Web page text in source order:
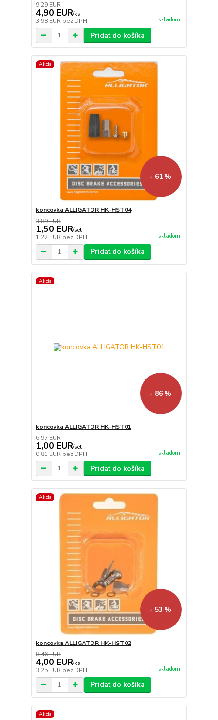
9,29 EUR
4,90 EUR/ks
3,98 EUR bez DPH skladom
Pridať do košíka
Akcia
- 61 %
koncovka ALLIGATOR HK-HST04
3,89 EUR
1,50 EUR/set
1,22 EUR bez DPH skladom
Pridať do košíka
Akcia
- 86 %
koncovka ALLIGATOR HK-HST01
6,97 EUR
1,00 EUR/set
0,81 EUR bez DPH skladom
Pridať do košíka
Akcia
- 53 %
koncovka ALLIGATOR HK-HST02
8,46 EUR
4,00 EUR/ks
3,25 EUR bez DPH skladom
Pridať do košíka
Akcia